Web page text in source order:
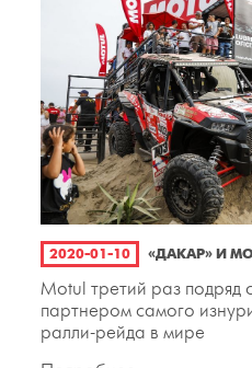
2020-01-10 «ДАКАР» И
Motul третий раз подряд
партнером самого
ралли-рейда в мире